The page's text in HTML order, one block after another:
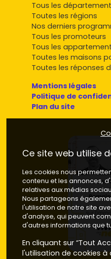
Tous les
Toutes les régions
Nos derniers
Tous les promoteurs
Tous les
Toutes les maisons
Toutes les réponses
Mentions légales
Politique de
Plan du site
Ce site web utilise
Les cookies nous
contenu et les annonces,
relatives aux médias
Nous partageons
l'utilisation de notre site
d'analyse, qui peuvent
d'autres informations que
En cliquant sur “Tout
l'utilisation de cookies